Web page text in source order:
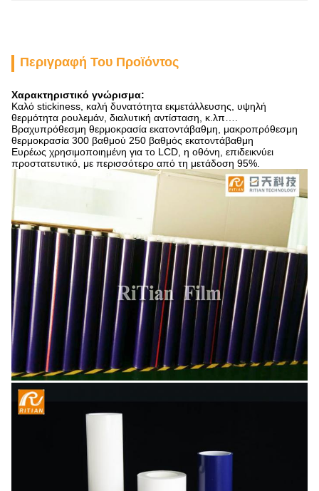
Περιγραφή Του Προϊόντος
Χαρακτηριστικό γνώρισμα:
Καλό stickiness, καλή δυνατότητα εκμετάλλευσης, υψηλή
θερμότητα ρουλεμάν, διαλυτική αντίσταση, κ.λπ….
Βραχυπρόθεσμη θερμοκρασία εκατοντάβαθμη, μακροπρόθεσμη
θερμοκρασία 300 βαθμού 250 βαθμός εκατοντάβαθμη
Ευρέως χρησιμοποιημένη για το LCD, η οθόνη, επιδεικνύει
προστατευτικό, με περισσότερο από τη μετάδοση 95%.